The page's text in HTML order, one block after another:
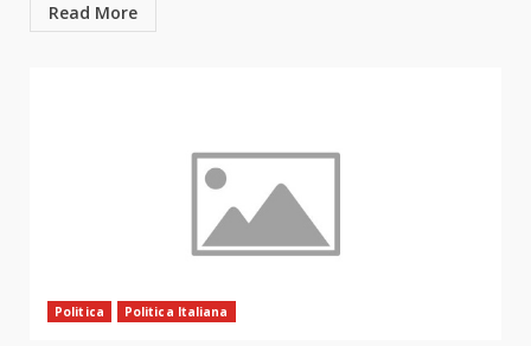
Read More
Politica Politica Italiana